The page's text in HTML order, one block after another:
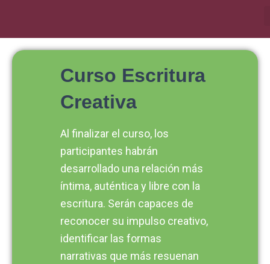
contenido
Curso Escritura
Creativa
Al finalizar el curso, los
participantes habrán
desarrollado una relación más
íntima, auténtica y libre con la
escritura. Serán capaces de
reconocer su impulso creativo,
identificar las formas
narrativas que más resuenan